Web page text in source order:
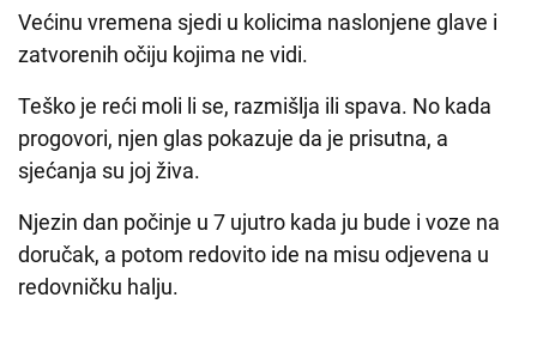
Većinu vremena sjedi u kolicima naslonjene glave i
zatvorenih očiju kojima ne vidi.
Teško je reći moli li se, razmišlja ili spava. No kada
progovori, njen glas pokazuje da je prisutna, a
sjećanja su joj živa.
Njezin dan počinje u 7 ujutro kada ju bude i voze na
doručak, a potom redovito ide na misu odjevena u
redovničku halju.